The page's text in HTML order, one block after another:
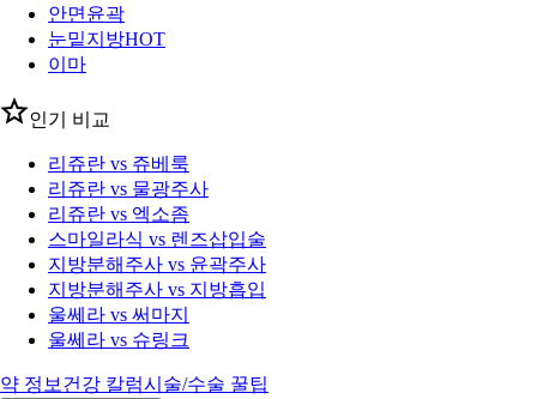
안면윤곽
눈밑지방HOT
이마
인기 비교
리쥬란 vs 쥬베룩
리쥬란 vs 물광주사
리쥬란 vs 엑소좀
스마일라식 vs 렌즈삽입술
지방분해주사 vs 윤곽주사
지방분해주사 vs 지방흡입
울쎄라 vs 써마지
울쎄라 vs 슈링크
약 정보 건강 칼럼시술/수술 꿀팁